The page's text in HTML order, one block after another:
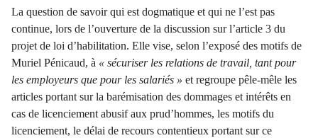
La question de savoir qui est dogmatique et qui ne l’est pas
continue, lors de l’ouverture de la discussion sur l’article 3 du
projet de loi d’habilitation. Elle vise, selon l’exposé des motifs de
Muriel Pénicaud, à « sécuriser les relations de travail, tant pour
les employeurs que pour les salariés » et regroupe pêle-mêle les
articles portant sur la barémisation des dommages et intérêts en
cas de licenciement abusif aux prud’hommes, les motifs du
licenciement, le délai de recours contentieux portant sur ce